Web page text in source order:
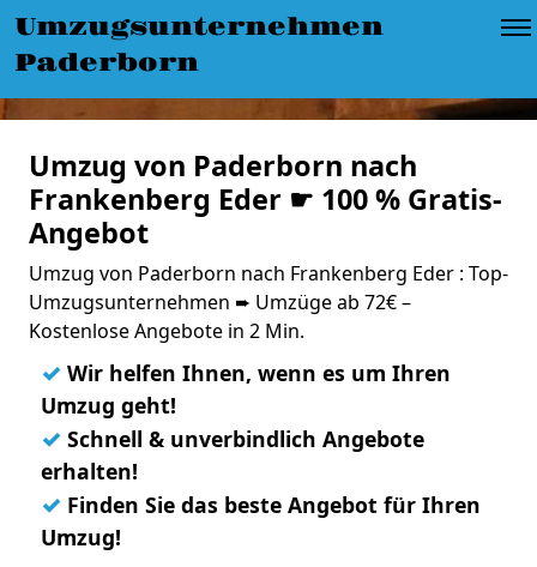
Umzugsunternehmen
Paderborn
Umzug von Paderborn nach
Frankenberg Eder ☛ 100 % Gratis-
Angebot
Umzug von Paderborn nach Frankenberg Eder : Top-
Umzugsunternehmen ➨ Umzüge ab 72€ –
Kostenlose Angebote in 2 Min.
✓ Wir helfen Ihnen, wenn es um Ihren
Umzug geht!
✓ Schnell & unverbindlich Angebote
erhalten!
✓ Finden Sie das beste Angebot für Ihren
Umzug!